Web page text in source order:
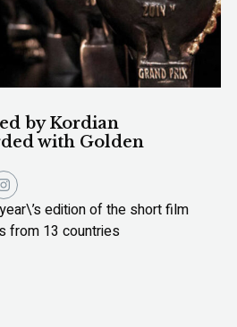
by Kordian
with Golden
edition of the short film
from 13 countries